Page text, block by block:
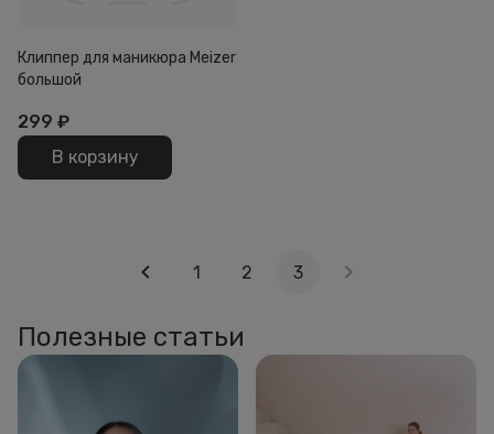
Клиппер для маникюра Meizer
большой
299 ₽
В корзину
1 2 3
Полезные статьи